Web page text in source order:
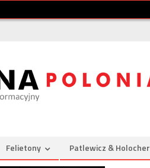
Felietony Patlewicz & Holocher